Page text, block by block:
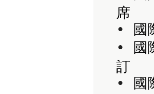
席
• 國
• 國
訂
• 國